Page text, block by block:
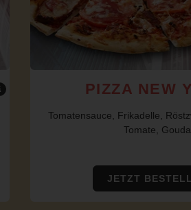
PIZZA NEW
Tomatensauce, Frikadelle,
Tomate, Gouda
JETZT